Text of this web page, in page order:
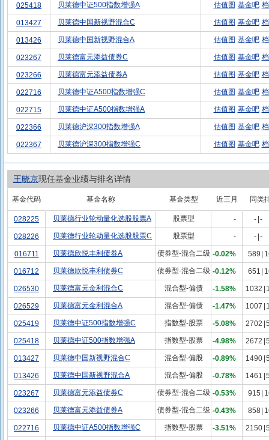
025418 贝莱德中证500指数增强A 估值图 基金吧
013427 贝莱德中国新视野混合C 估值图 基金吧
013426 贝莱德中国新视野混合A 估值图 基金吧
023267 贝莱德富元添益债券C 估值图 基金吧
023266 贝莱德富元添益债券A 估值图 基金吧
022716 贝莱德中证A500指数增强C 估值图 基金吧
022715 贝莱德中证A500指数增强A 估值图 基金吧
022366 贝莱德沪深300指数增强A 估值图 基金吧
022367 贝莱德沪深300指数增强C 估值图 基金吧
王晓京现任基金业绩与排名详情
基金代码 基金名称 基金类型 近三月 同类
028225 贝莱德行业轮动量化选股股票A 股票型 - - -
028226 贝莱德行业轮动量化选股股票C 股票型 - - -
016711 贝莱德欣悦丰利债券A 债券型-混合二级 -0.02% 589
016712 贝莱德欣悦丰利债券C 债券型-混合二级 -0.12% 651
026530 贝莱德富元金利混合C 混合型-偏债 -1.58% 1032
026529 贝莱德富元金利混合A 混合型-偏债 -1.47% 1007
025419 贝莱德中证500指数增强C 指数型-股票 -5.08% 2702
025418 贝莱德中证500指数增强A 指数型-股票 -4.98% 2672
013427 贝莱德中国新视野混合C 混合型-偏股 -0.89% 1490
013426 贝莱德中国新视野混合A 混合型-偏股 -0.78% 1461
023267 贝莱德富元添益债券C 债券型-混合二级 -0.53% 915
023266 贝莱德富元添益债券A 债券型-混合二级 -0.43% 858
022716 贝莱德中证A500指数增强C 指数型-股票 -3.51% 2150